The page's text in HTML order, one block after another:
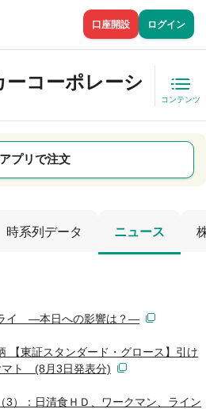
口座開設 ログイン
ーコーポレーシ
コンテンツ
プリで注文
時系列データ ニュース
イ ―本日への影響は？―
【東証スタンダード・グロース】引け
ト (8月3日発表分)
3）：日清食ＨＤ、ワークマン、ライン